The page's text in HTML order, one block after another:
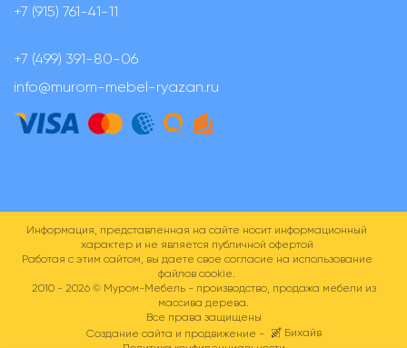
+7 (915) 761-41-11
+7 (499) 391-80-06
info@murom-mebel-ryazan.ru
Информация, представленная на сайте носит информационный
характер и не является публичной офертой
Работая с этим сайтом, вы даете свое согласие на использование
файлов cookie.
2010 - 2026 ©Муром-Мебель - производство, продажа мебели из
массива дерева.
Все права защищены
Создание сайта и продвижение -
Бихайв